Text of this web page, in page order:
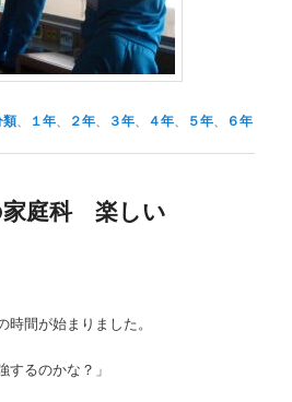
類 １年 ２年 ３年 ４年 ５年 ６年
庭科 楽しい
間が始まりました。
するのかな？」